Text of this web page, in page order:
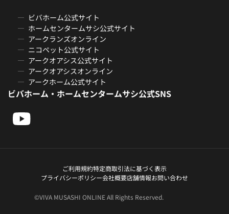
ビバホーム公式サイト
ホームセンタームサシ公式サイト
アークランズオンライン
ニコペット公式サイト
アークオアシス公式サイト
アークオアシスオンライン
アークホーム公式サイト
ビバホーム・ホームセンタームサシ公式SNS
ご利用規約特定商取引法に基づく表示
プライバシーポリシー会社概要店舗情報お問い合わせ
©VIVA MUSASHI ONLINE All Rights Reserved.